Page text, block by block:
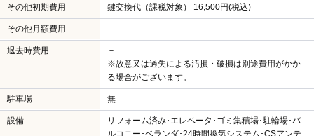
その他初期費用 鍵交換代（課税対象） 16,500円(税込)
その他月額費用 －
退去時費用
－
※故意又は過失による汚損・破損は別途費用がかか
る場合がございます。
駐車場 無
設備
リフォーム済み･エレベータ･ゴミ集積場･駐輪場･バ